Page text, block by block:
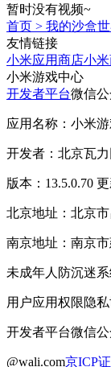
暂时没有视频~
首页 > 我的沙盒
友情链接
小米应用商店小
小米游戏中心
开发者平台微信
应用名称：小米
开发者：北京瓦
版本：13.5.0.70
北京地址：北京
南京地址：南京
未成年人防沉迷
用户应用权限隐
开发者平台微信
@wali.com京ICP